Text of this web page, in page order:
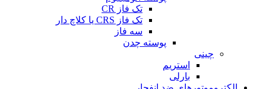
تک فاز CR
تک فاز CRS یا کلاچ دار
سه فاز
پوسته چدن
چینی
استریم
بارلی